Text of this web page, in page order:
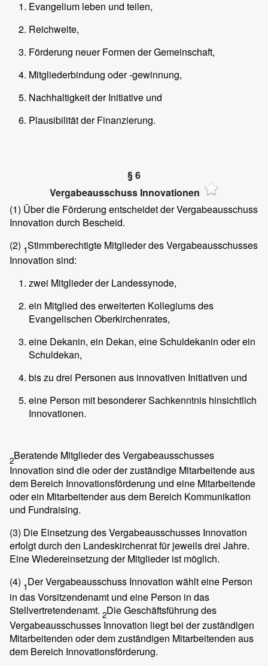
Evangelium leben und teilen,
Reichweite,
Förderung neuer Formen der Gemeinschaft,
Mitgliederbindung oder -gewinnung,
Nachhaltigkeit der Initiative und
Plausibilität der Finanzierung.
§ 6
Vergabeausschuss Innovationen
(1) Über die Förderung entscheidet der Vergabeausschuss
Innovation durch Bescheid.
(2) 1Stimmberechtigte Mitglieder des Vergabeausschusses
Innovation sind:
zwei Mitglieder der Landessynode,
ein Mitglied des erweiterten Kollegiums des
Evangelischen Oberkirchenrates,
eine Dekanin, ein Dekan, eine Schuldekanin oder ein
Schuldekan,
bis zu drei Personen aus innovativen Initiativen und
eine Person mit besonderer Sachkenntnis hinsichtlich
Innovationen.
2Beratende Mitglieder des Vergabeausschusses
Innovation sind die oder der zuständige Mitarbeitende aus
dem Bereich Innovationsförderung und eine Mitarbeitende
oder ein Mitarbeitender aus dem Bereich Kommunikation
und Fundraising.
(3) Die Einsetzung des Vergabeausschusses Innovation
erfolgt durch den Landeskirchenrat für jeweils drei Jahre.
Eine Wiedereinsetzung der Mitglieder ist möglich.
(4) 1Der Vergabeausschuss Innovation wählt eine Person
in das Vorsitzendenamt und eine Person in das
Stellvertretendenamt. 2Die Geschäftsführung des
Vergabeausschusses Innovation liegt bei der zuständigen
Mitarbeitenden oder dem zuständigen Mitarbeitenden aus
dem Bereich Innovationsförderung.